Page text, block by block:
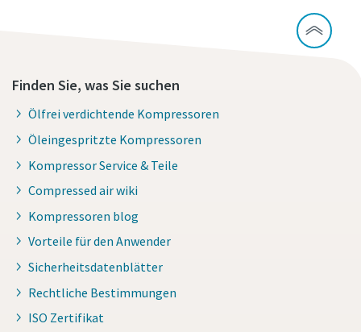
Finden Sie, was Sie suchen
Ölfrei verdichtende Kompressoren
Öleingespritzte Kompressoren
Kompressor Service & Teile
Compressed air wiki
Kompressoren blog
Vorteile für den Anwender
Sicherheitsdatenblätter
Rechtliche Bestimmungen
ISO Zertifikat